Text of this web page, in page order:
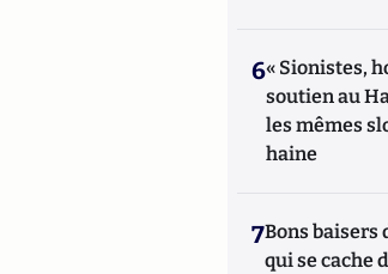
6« Sionistes,
soutien au
les mêmes
haine
7Bons baisers
qui se cache